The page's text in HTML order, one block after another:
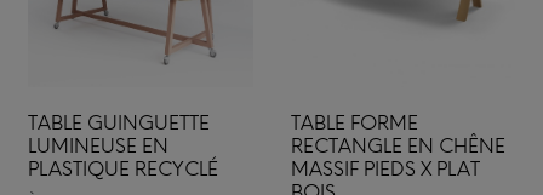
TABLE GUINGUETTE
LUMINEUSE EN
PLASTIQUE RECYCLÉ
TABLE FORME
RECTANGLE EN CHÊNE
MASSIF PIEDS X PLAT